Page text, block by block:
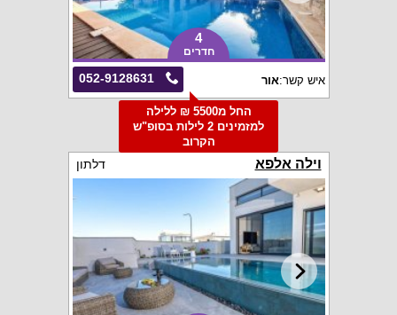
4
חדרים
052-9128631 איש קשר:אור
החל מ5500 ₪ ללילה
למזמינים 2 לילות בסופ"ש
הקרוב
וילה אלפא דלתון